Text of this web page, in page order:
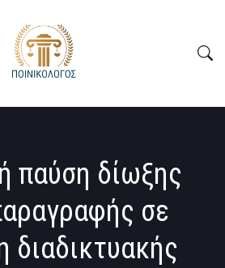
παύση δίωξης
σε
διαδικτυακής